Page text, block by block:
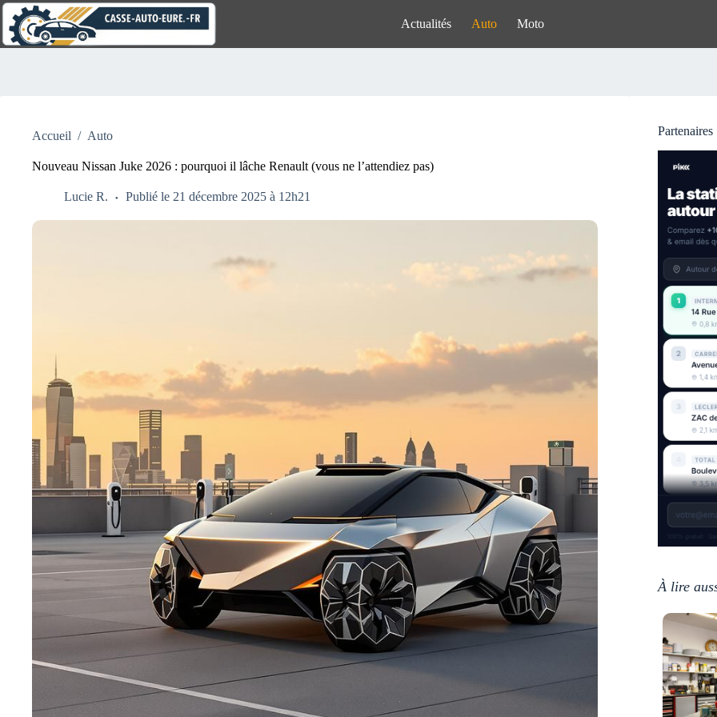
Passer
contenu
Actualités Auto Moto
Accueil / Auto
Nouveau Nissan Juke 2026 : pourquoi il lâche Renault (vous ne l’attendiez pas)
Lucie R. Publié le 21 décembre 2025 à 12h21
Partenaires
À lire